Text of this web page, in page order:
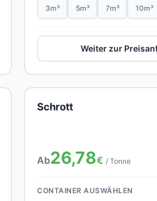
3m³ 5m³ 7m³ 10m³
Weiter zur
Schrott
Ab26,78€ / Tonne
CONTAINER AUSWÄHLEN